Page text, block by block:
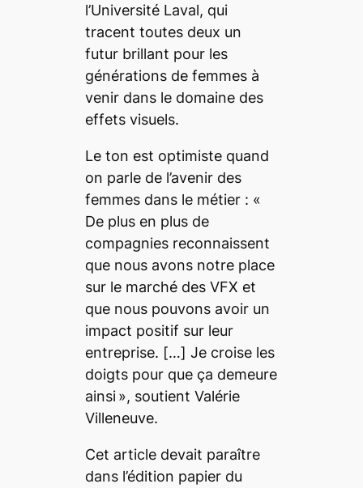
l’Université Laval, qui
tracent toutes deux un
futur brillant pour les
générations de femmes à
venir dans le domaine des
effets visuels.
Le ton est optimiste quand
on parle de l’avenir des
femmes dans le métier : «
De plus en plus de
compagnies reconnaissent
que nous avons notre place
sur le marché des VFX et
que nous pouvons avoir un
impact positif sur leur
entreprise. […] Je croise les
doigts pour que ça demeure
ainsi», soutient Valérie
Villeneuve.
Cet article devait paraître
dans l’édition papier du